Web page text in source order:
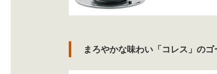
まろやかな味わい「コレス」の